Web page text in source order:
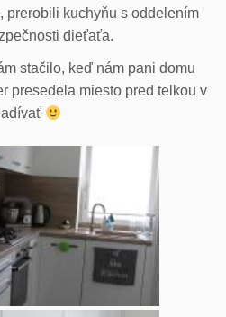
prerobili kuchyňu s oddelením
dieťaťa.
stačilo, keď nám pani domu
presedela miesto pred telkou v